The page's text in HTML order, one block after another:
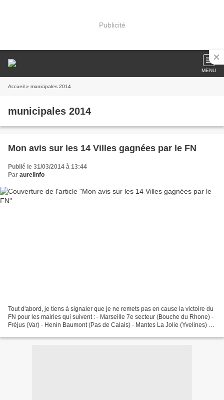
Publicité
MENU
Accueil » municipales 2014
municipales 2014
Mon avis sur les 14 Villes gagnées par le FN
Publié le 31/03/2014 à 13:44
Par aurelinfo
Tout d'abord, je tiens à signaler que je ne remets pas en cause la victoire du
FN pour les mairies qui suivent : - Marseille 7e secteur (Bouche du Rhone) -
Fréjus (Var) - Henin Baumont (Pas de Calais) - Mantes La Jolie (Yvelines) -